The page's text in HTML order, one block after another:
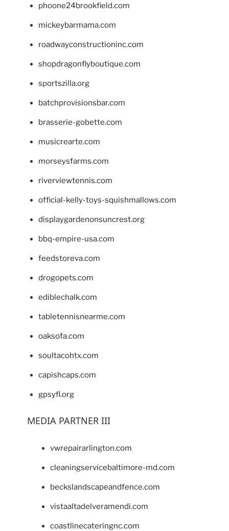
phoone24brookfield.com
mickeybarmama.com
roadwayconstructioninc.com
shopdragonflyboutique.com
sportszilla.org
batchprovisionsbar.com
brasserie-gobette.com
musicrearte.com
morseysfarms.com
riverviewtennis.com
official-kelly-toys-squishmallows.com
displaygardenonsuncrest.org
bbq-empire-usa.com
feedstoreva.com
drogopets.com
ediblechalk.com
tabletennisnearme.com
oaksofa.com
soultacohtx.com
capishcaps.com
gpsyfl.org
MEDIA PARTNER III
vwrepairarlington.com
cleaningservicebaltimore-md.com
beckslandscapeandfence.com
vistaaltadelveramendi.com
coastlinecateringnc.com